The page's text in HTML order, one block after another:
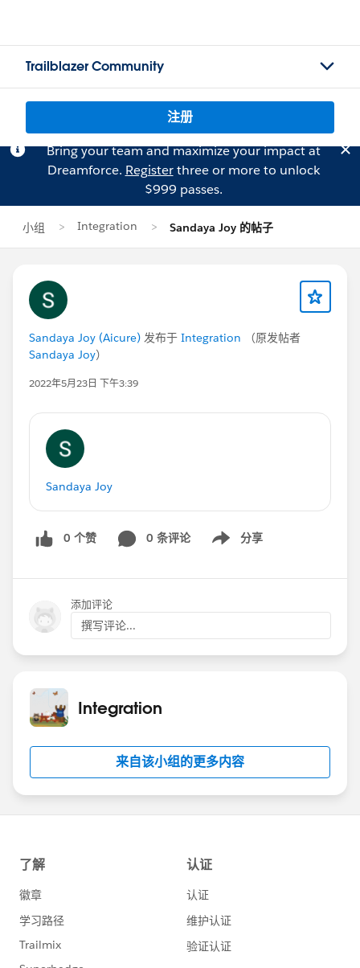
Trailblazer Community
注册
Bring your team and maximize your impact at
Dreamforce. Registerthree or more to unlock
$999 passes.
小组 Integration Sandaya Joy 的帖子
Sandaya Joy (Aicure) 发布于 Integration （原发帖者
Sandaya Joy）
2022年5月23日 下午3:39
Sandaya Joy
0 个赞 0 条评论 分享
Show menu
添加评论
撰写评论...
Integration
来自该小组的更多内容